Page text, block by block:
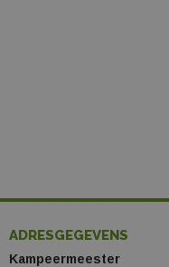
ADRESGEGEVENS
Kampeermeester